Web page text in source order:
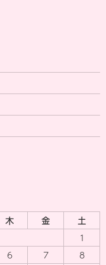
木 金
土
1
6 7
8